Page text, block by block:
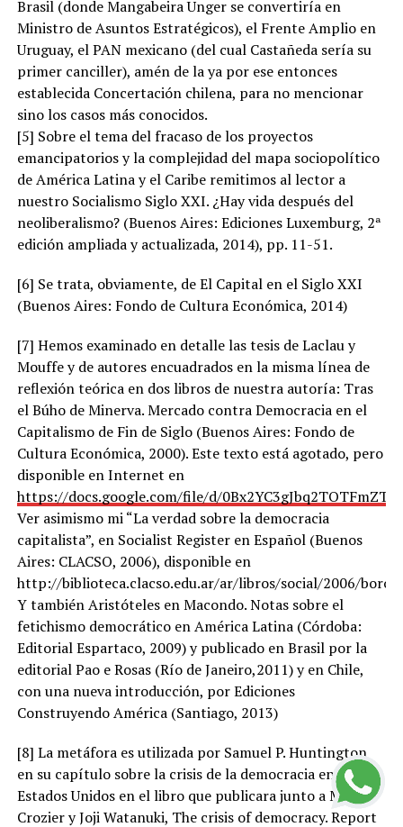
Brasil (donde Mangabeira Unger se convertiría en
Ministro de Asuntos Estratégicos), el Frente Amplio en
Uruguay, el PAN mexicano (del cual Castañeda sería su
primer canciller), amén de la ya por ese entonces
establecida Concertación chilena, para no mencionar
sino los casos más conocidos.
[5] Sobre el tema del fracaso de los proyectos
emancipatorios y la complejidad del mapa sociopolítico
de América Latina y el Caribe remitimos al lector a
nuestro Socialismo Siglo XXI. ¿Hay vida después del
neoliberalismo? (Buenos Aires: Ediciones Luxemburg, 2ª
edición ampliada y actualizada, 2014), pp. 11-51.
[6] Se trata, obviamente, de El Capital en el Siglo XXI
(Buenos Aires: Fondo de Cultura Económica, 2014)
[7] Hemos examinado en detalle las tesis de Laclau y
Mouffe y de autores encuadrados en la misma línea de
reflexión teórica en dos libros de nuestra autoría: Tras
el Búho de Minerva. Mercado contra Democracia en el
Capitalismo de Fin de Siglo (Buenos Aires: Fondo de
Cultura Económica, 2000). Este texto está agotado, pero
disponible en Internet en
https://docs.google.com/file/d/
Ver asimismo mi “La verdad sobre la democracia
capitalista”, en Socialist Register en Español (Buenos
Aires: CLACSO, 2006), disponible en
http://biblioteca.clacso.edu.ar/ar/libros/social/2006/
Y también Aristóteles en Macondo. Notas sobre el
fetichismo democrático en América Latina (Córdoba:
Editorial Espartaco, 2009) y publicado en Brasil por la
editorial Pao e Rosas (Río de Janeiro,2011) y en Chile,
con una nueva introducción, por Ediciones
Construyendo América (Santiago, 2013)
[8] La metáfora es utilizada por Samuel P. Huntington
en su capítulo sobre la crisis de la democracia en
Estados Unidos en el libro que publicara junto a Michel
Crozier y Joji Watanuki, The crisis of democracy. Report